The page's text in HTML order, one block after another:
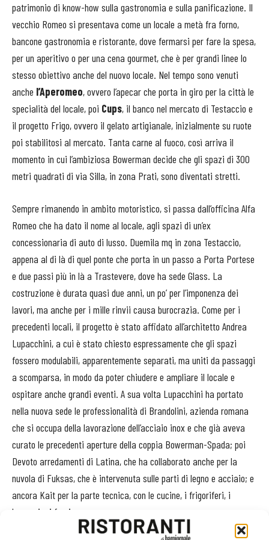
patrimonio di know-how sulla gastronomia e sulla panificazione. Il
vecchio Romeo si presentava come un locale a metà fra forno,
bancone gastronomia e ristorante, dove fermarsi per fare la spesa,
per un aperitivo o per una cena gourmet, che è per grandi linee lo
stesso obiettivo anche del nuovo locale. Nel tempo sono venuti
anche l’Aperomeo, ovvero l’apecar che porta in giro per la città le
specialità del locale, poi Cups, il banco nel mercato di Testaccio e
il progetto Frigo, ovvero il gelato artigianale, inizialmente su ruote
poi stabilitosi al mercato. Tanta carne al fuoco, così arriva il
momento in cui l’ambiziosa Bowerman decide che gli spazi di 300
metri quadrati di via Silla, in zona Prati, sono diventati stretti.
Sempre rimanendo in ambito motoristico, si passa dall’officina Alfa
Romeo che ha dato il nome al locale, agli spazi di un’ex
concessionaria di auto di lusso. Duemila mq in zona Testaccio,
appena al di là di quel ponte che porta in un passo a Porta Portese
e due passi più in là a Trastevere, dove ha sede Glass. La
costruzione è durata quasi due anni, un po’ per l’imponenza dei
lavori, ma anche per i mille rinvii causa burocrazia. Come per i
precedenti locali, il progetto è stato affidato all’architetto Andrea
Lupacchini, a cui è stato chiesto espressamente che gli spazi
fossero modulabili, apparentemente separati, ma uniti da passaggi
a scomparsa, in modo da poter chiudere e ampliare il locale e
ospitare anche grandi eventi. A sua volta Lupacchini ha portato
nella nuova sede le professionalità di Brandolini, azienda romana
che si occupa della lavorazione dell’acciaio inox e che già aveva
curato le precedenti aperture della coppia Bowerman-Spada; poi
Devoto arredamenti di Latina, che ha collaborato anche per la
nuvola di Fuksas, che è intervenuta sulle parti di legno e acciaio; e
ancora Kait per la parte tecnica, con le cucine, i frigoriferi, i
banconi e i forni.